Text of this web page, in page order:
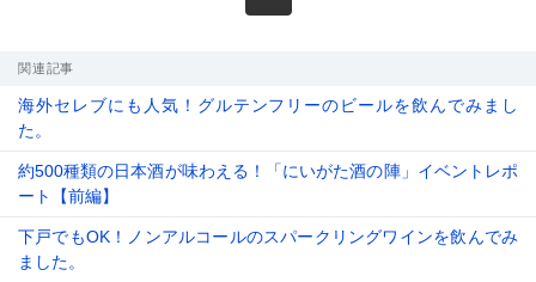
関連記事
海外セレブにも人気！グルテンフリーのビールを飲んでみまし
た。
約500種類の日本酒が味わえる！「にいがた酒の陣」イベントレポ
ート【前編】
下戸でもOK！ノンアルコールのスパークリングワインを飲んでみ
ました。